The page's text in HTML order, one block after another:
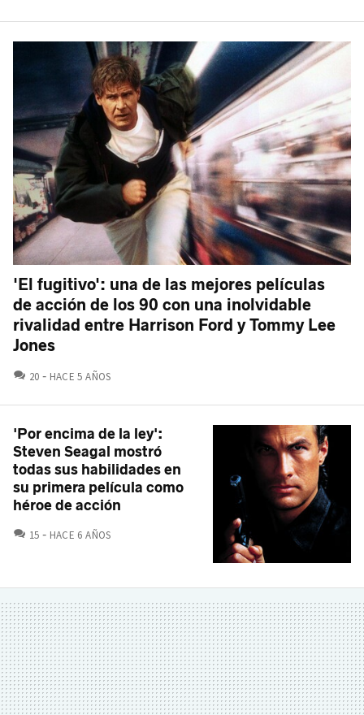
'El fugitivo': una de las mejores películas
de acción de los 90 con una inolvidable
rivalidad entre Harrison Ford y Tommy Lee
Jones
20 COMENTARIOS
HACE 5 AÑOS
'Por encima de la ley':
Steven Seagal mostró
todas sus habilidades en
su primera película como
héroe de acción
15 COMENTARIOS
HACE 6 AÑOS